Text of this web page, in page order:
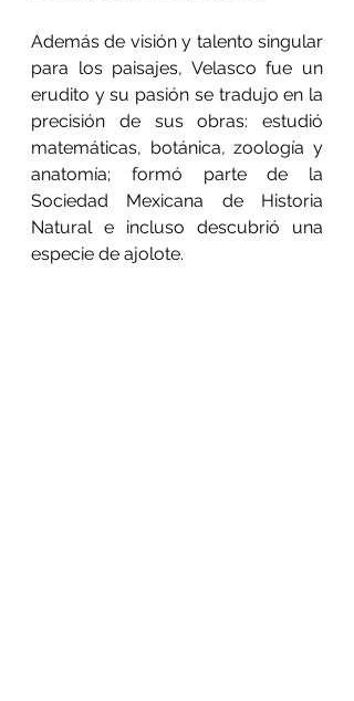
Además de visión y talento singular
para los paisajes, Velasco fue un
erudito y su pasión se tradujo en la
precisión de sus obras: estudió
matemáticas, botánica, zoología y
anatomía; formó parte de la
Sociedad Mexicana de Historia
Natural e incluso descubrió una
especie de ajolote.